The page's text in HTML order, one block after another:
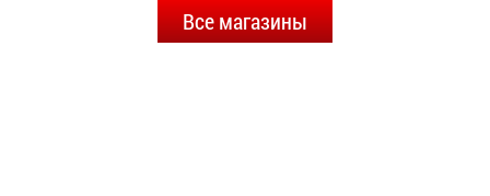
Все магазины